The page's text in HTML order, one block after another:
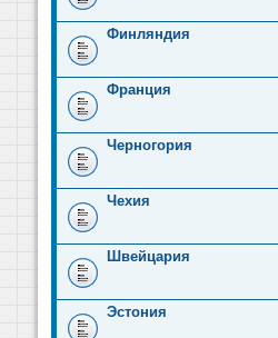
Финляндия
Франция
Черногория
Чехия
Швейцария
Эстония